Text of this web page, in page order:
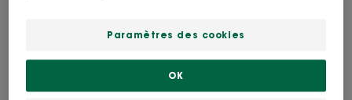
Paramètres des cookies
OK